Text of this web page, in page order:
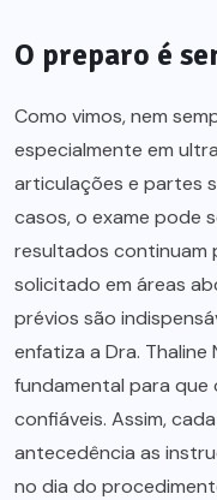
O preparo é
Como vimos, nem
especialmente em
articulações e partes
casos, o exame pode
resultados continuam
solicitado em áreas
prévios são
enfatiza a Dra.
fundamental para que
confiáveis. Assim,
antecedência as
no dia do